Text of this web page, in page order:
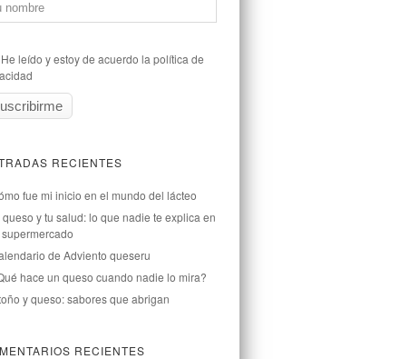
He leído y estoy de acuerdo la política de
RECIENTES
fue mi inicio en el mundo del lácteo
queso y tu salud: lo que nadie te explica en
de Adviento queseru
hace un queso cuando nadie lo mira?
y queso: sabores que abrigan
RECIENTES